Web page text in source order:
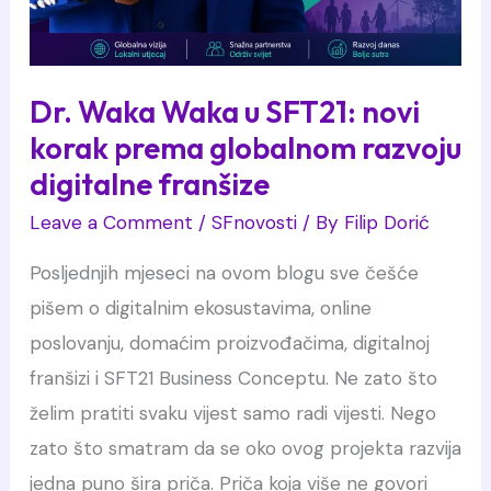
Dr. Waka Waka u SFT21: novi
korak prema globalnom razvoju
digitalne franšize
Leave a Comment / SFnovosti/ By Filip Dorić
Posljednjih mjeseci na ovom blogu sve češće
pišem o digitalnim ekosustavima, online
poslovanju, domaćim proizvođačima, digitalnoj
franšizi i SFT21 Business Conceptu. Ne zato što
želim pratiti svaku vijest samo radi vijesti. Nego
zato što smatram da se oko ovog projekta razvija
jedna puno šira priča. Priča koja više ne govori